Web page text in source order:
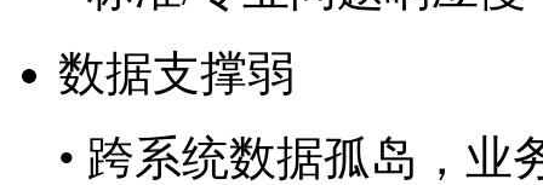
数据支撑弱
• 跨系统数据孤岛，业